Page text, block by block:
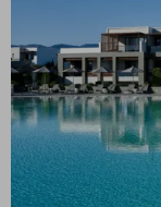
Ultra
Tout
Inclus